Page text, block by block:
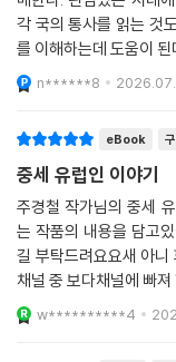
더불어 오늘 우리가 고
위기는 사회가 총체적으
기 위해 새로운 변화와
로 잘 버무려 고약을 만
싹트는 과정, 얼토당토
발전하게 되는 과정, 신
능하게 한 사상적 기반
할 필요가 있다. 또 경제
투하던 그때 피렌체에서
그 연원과 이유를 찾아
각 국의 통사를 읽는 것
를 이해하는데 도움이 된
n******8
eBook
중세 유럽인 이야기
주경철 작가님의 중세
는 작품의 내용을 담고
길 부탁드려요요새 아
채널 중 보다채널에 빠
w**********4